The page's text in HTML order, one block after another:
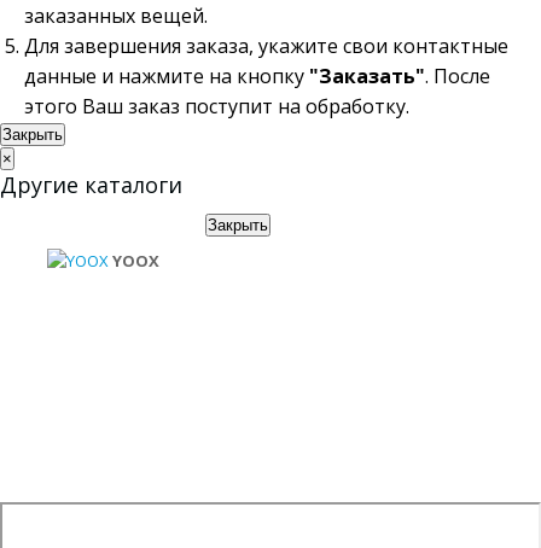
заказанных вещей.
Для завершения заказа, укажите свои контактные
данные и нажмите на кнопку "Заказать". После
этого Ваш заказ поступит на обработку.
Закрыть
×
Другие каталоги
YOOX
Закрыть